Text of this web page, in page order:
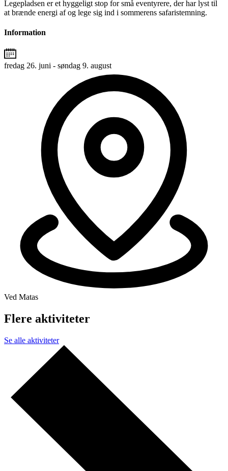
Legepladsen er et hyggeligt stop for små eventyrere, der har lyst til
at brænde energi af og lege sig ind i sommerens safaristemning.
Information
fredag 26. juni - søndag 9. august
Ved Matas
Flere aktiviteter
Se alle aktiviteter